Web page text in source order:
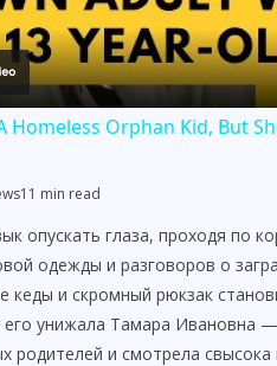
Homeless Orphan Kid, But
11 min read
опускать глаза, проходя по
одежды и разговоров о
кеды и скромный рюкзак
его унижала Тамара Ивановна
родителей и смотрела